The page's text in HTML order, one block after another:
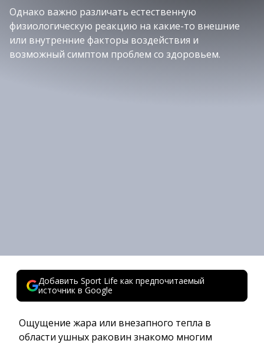
Однако важно различать естественную
физиологическую реакцию на какие-то внешние
или внутренние факторы воздействия и
возможный симптом проблем со здоровьем.
Добавить Sport Life как предпочитаемый
источник в Google
Ощущение жара или внезапного тепла в
области ушных раковин знакомо многим